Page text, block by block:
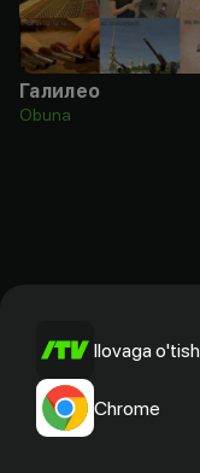
Галилео
Obuna
Ilovaga o'tish
Chrome